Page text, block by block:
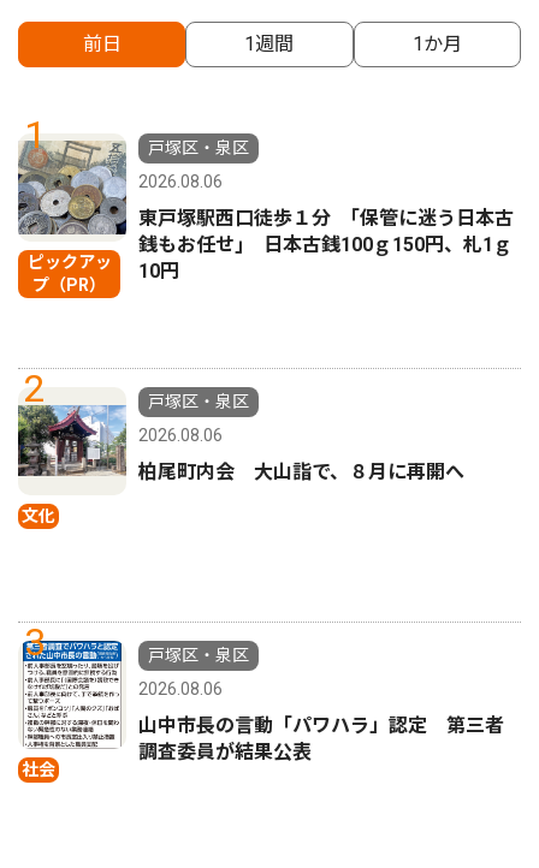
前日 1週間 1か月
1
ピックアッ
プ（PR）
戸塚区・泉区
2026.08.06
東戸塚駅西口徒歩１分 ｢保管に迷う日本古
銭もお任せ｣ 日本古銭100ｇ150円、札1ｇ
10円
2
文化
戸塚区・泉区
2026.08.06
柏尾町内会 大山詣で、８月に再開へ
3
社会
戸塚区・泉区
2026.08.06
山中市長の言動「パワハラ」認定 第三者
調査委員が結果公表